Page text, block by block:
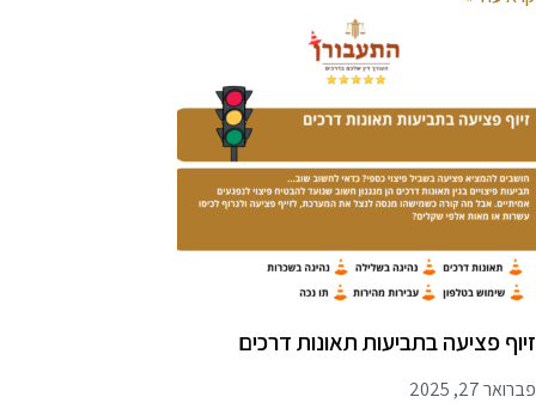
פציעה בתביעות תאונות דרכים
27, 2025